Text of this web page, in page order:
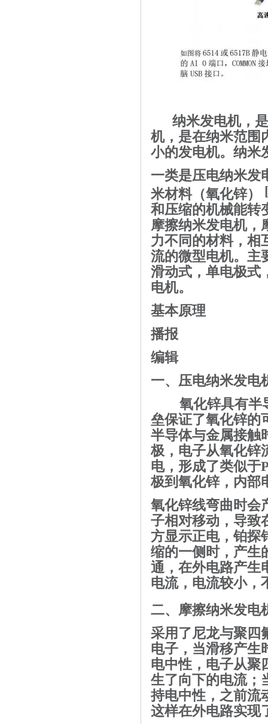
纳米发电机，
机，是在纳米范围
小的发电机。纳米
一类是压电纳米发
米材料（氧化锌）
和压缩的机械能转
摩擦纳米发电机，
力不同的材料，相
流的微型电机。主
滑动式，单电极式
电机。
基本原理
播报
编辑
一、压电纳米发电
氧化锌具有半
垒保证了氧化锌的
半导体与金属接触
极，电子从氧化锌
电，形成了类似于
极到 氧化锌，内部
氧化锌线弯曲时会
子相对移动，导致
方显示正电，铂探
缩的一侧时，产生
通，在外电路产生
电流，电流较小，
二、摩擦纳米发电
采用了尼龙与聚四
电子，当滑移产生
电中性 ，电子从
生了向下的电流；
持电中性，之前流
这样在外电路实现